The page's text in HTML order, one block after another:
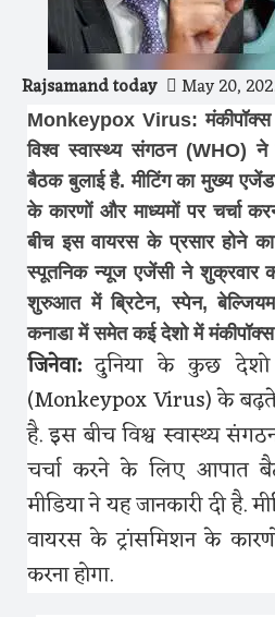
Rajsamand today May 20,
Monkeypox Virus: मंकीपॉक्स
विश्व स्वास्थ्य संगठन (WHO)
बैठक बुलाई है. मीटिंग का मुख्य
के कारणों और माध्यमों पर चर्चा
बीच इस वायरस के प्रसार होने
स्पूतनिक न्यूज एजेंसी ने शुक्रवार
शुरुआत में ब्रिटेन, स्पेन,
कनाडा में समेत कई देशो में
जिनेवा:दुनिया के कुछ देशो
(Monkeypox Virus) के बढ़ते
है. इस बीच विश्व स्वास्थ्य
चर्चा करने के लिए आपात
मीडिया ने यह जानकारी दी है.
वायरस के ट्रांसमिशन के
करना होगा.